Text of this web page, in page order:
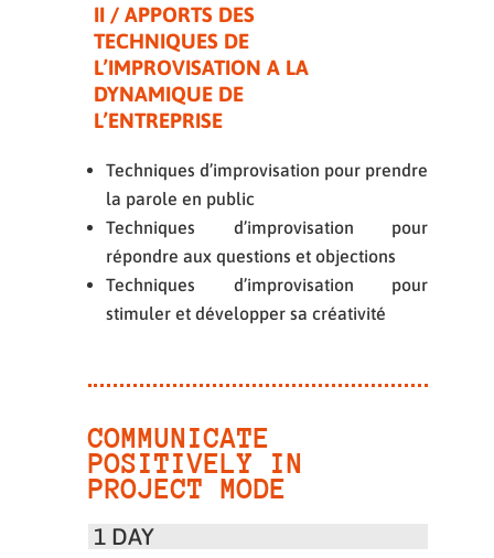
II / APPORTS DES
TECHNIQUES DE
L’IMPROVISATION A LA
DYNAMIQUE DE
L’ENTREPRISE
Techniques d’improvisation pour prendre
la parole en public
Techniques d’improvisation pour
répondre aux questions et objections
Techniques d’improvisation pour
stimuler et développer sa créativité
COMMUNICATE
POSITIVELY IN
PROJECT MODE
1 DAY